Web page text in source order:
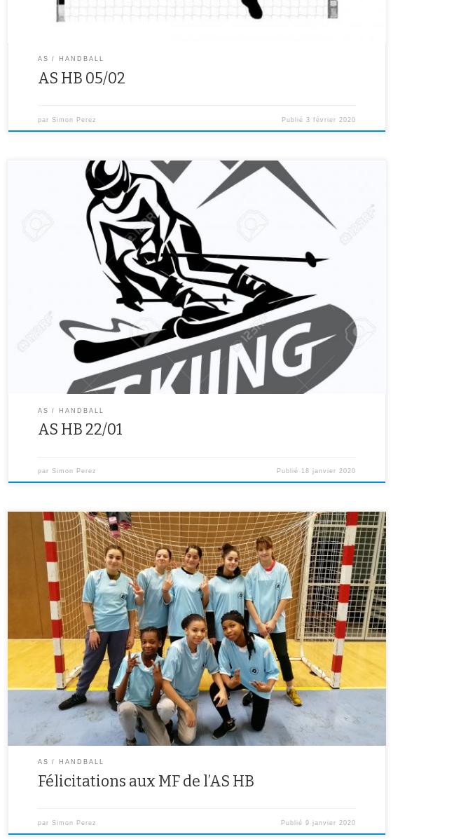
AS HANDBALL
AS HB 05/02
par Simon Perez Publié3 février 2020
Pas d’AS HB car tous les professeurs d’EPS accompagnent les 5ème au séjour ski.
AS HANDBALL
AS HB 22/01
par Simon Perez Publié 18 janvier 2020
Félicitations à Loïs, Hanaé, Ilana, Souhyla, Assa, Aïcha, Ibtihal et Aude pour leur
qualification pour le 2ème tour département de handball ! Elles finissent 1ères ex
æquo, en ayant battu le collège Pasteur de VILLEJUIF 14 à 0, et fait match nul contre le
collège Pasteur de CRETEIL 7 à […]
AS HANDBALL
Félicitations aux MF de l’AS HB
par Simon Perez Publié9 janvier 2020